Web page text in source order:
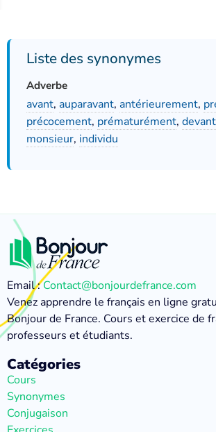
Liste des synonymes
Adverbe
avant, auparavant, antérieurement,
précocement, prématurément, devant
monsieur, individu
Email :Contact@bonjourdefrance.com
Venez apprendre le français en ligne
Bonjour de France. Cours et exercice de
professeurs et étudiants.
Catégories
Cours
Synonymes
Conjugaison